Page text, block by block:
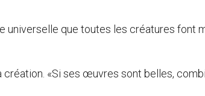
universelle que toutes les créatures font
«Si ses œuvres sont belles,